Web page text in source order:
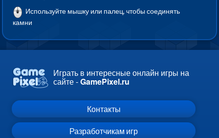
Используйте мышку или палец, чтобы соединять
камни
Играть в интересные онлайн игры на
сайте -GamePixel.ru
Контакты
Разработчикам игр